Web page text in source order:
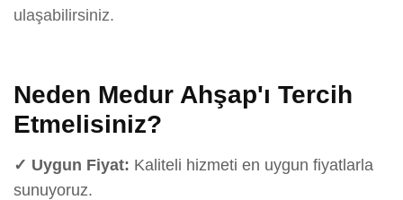
ulaşabilirsiniz.
Neden Medur Ahşap'ı Tercih
Etmelisiniz?
✓ Uygun Fiyat: Kaliteli hizmeti en uygun fiyatlarla
sunuyoruz.